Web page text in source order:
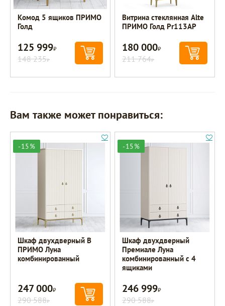
Комод 5 ящиков ПРИМО
Голд
125 999Р
148 235Р
Витрина стеклянная Alte
ПРИМО Голд Pr113AP
180 000Р
211 764Р
Вам также может понравиться:
-15%
Шкаф двухдверный B
ПРИМО Луна
комбинированный
247 000Р
290 588Р
-15%
Шкаф двухдверный
Премиале Луна
комбинированный с 4
ящиками
246 999Р
290 588Р